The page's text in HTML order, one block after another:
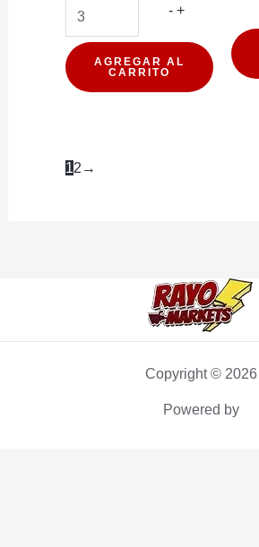
- VELA
DISEÑO
QUE
+
AGREGAR AL
CARRITO
12 →
Copyright © 2026
Powered by